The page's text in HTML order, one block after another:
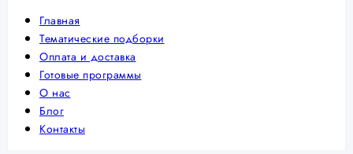
Главная
Тематические подборки
Оплата и доставка
Готовые программы
О нас
Блог
Контакты